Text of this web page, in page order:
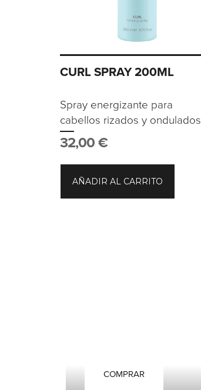
CURL SPRAY 200ML
Spray energizante para
cabellos rizados y ondulados
32,00 €
AÑADIR AL CARRITO
COMPRAR